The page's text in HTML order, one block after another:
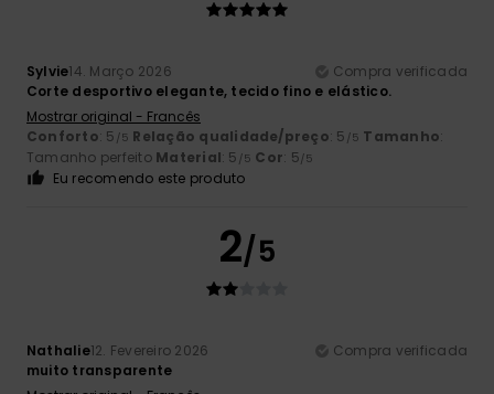
Sylvie14. Março 2026
Compra verificada
Corte desportivo elegante, tecido fino e elástico.
Mostrar original - Francês
Conforto: 5 /5 Relação qualidade/preço: 5 /5 Tamanho:
Tamanho perfeito Material: 5 /5 Cor: 5/5
Eu recomendo este produto
2/5
Nathalie12. Fevereiro 2026
Compra verificada
muito transparente